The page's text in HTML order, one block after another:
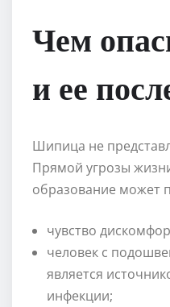
Чем
и ее
Шипица не
Прямой угрозы
образование может
чувство
человек с
является
инфекции;